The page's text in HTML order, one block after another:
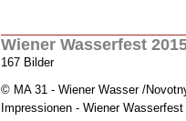
Wiener Wasserfest
167 Bilder
© MA 31 - Wiener Wasser /
Impressionen - Wiener